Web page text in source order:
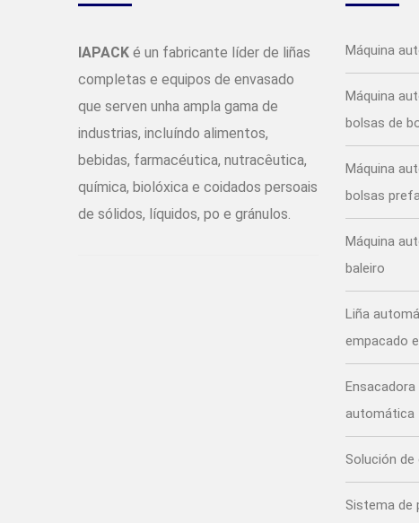
IAPACK é un fabricante líder de liñas
completas e equipos de envasado
que serven unha ampla gama de
industrias, incluíndo alimentos,
bebidas, farmacéutica, nutracêutica,
química, biolóxica e coidados persoais
de sólidos, líquidos, po e gránulos.
Máquina
Máquina
bolsas de
Máquina
bolsas
Máquina
baleiro
Liña
empacado
Ensacadora
automática
Solución
Sistema de